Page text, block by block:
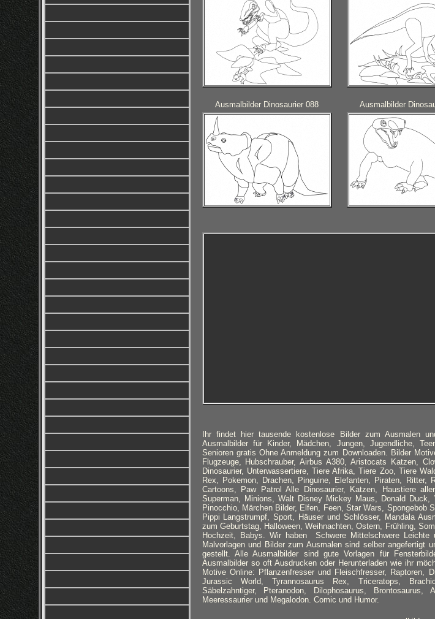
Ausmalbilder Dinosaurier 088 Ausmalbilder
Ihr findet hier tausende kostenlose Bilder zum Ausmalen
Ausmalbilder für Kinder, Mädchen, Jungen, Jugendliche,
Senioren gratis Ohne Anmeldung zum Downloaden. Bilder
Flugzeuge, Hubschrauber, Airbus A380, Aristocats Katzen,
Dinosaurier, Unterwassertiere, Tiere Afrika, Tiere Zoo, Tiere
Rex, Pokemon, Drachen, Pinguine, Elefanten, Piraten, Ritter,
Cartoons, Paw Patrol Alle Dinosaurier, Katzen, Haustiere
Superman, Minions, Walt Disney Mickey Maus, Donald
Pinocchio, Märchen Bilder, Elfen, Feen, Star Wars, Spongebob
Pippi Langstrumpf, Sport, Häuser und Schlösser, Mandala
zum Geburtstag, Halloween, Weihnachten, Ostern, Frühling,
Hochzeit, Babys. Wir haben Schwere Mittelschwere Leichte
Malvorlagen und Bilder zum Ausmalen sind selber angefertigt
gestellt. Alle Ausmalbilder sind gute Vorlagen für
Ausmalbilder so oft Ausdrucken oder Herunterladen wie ihr
Motive Online: Pflanzenfresser und Fleischfresser, Raptoren,
Jurassic World, Tyrannosaurus Rex, Triceratops,
Säbelzahntiger, Pteranodon, Dilophosaurus, Brontosaurus,
Meeressaurier und Megalodon. Comic und Humor.